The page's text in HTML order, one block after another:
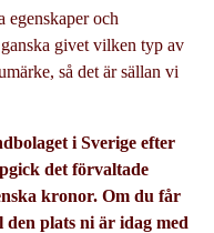
egenskaper och
givet vilken typ av
så det är sällan vi
i Sverige efter
det förvaltade
kronor. Om du får
plats ni är idag med